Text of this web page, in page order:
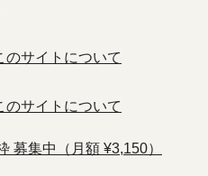
のサイトについて
のサイトについて
募集中（月額 ¥3,150）